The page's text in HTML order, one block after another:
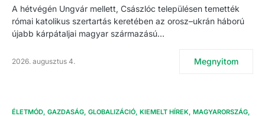
A hétvégén Ungvár mellett, Császlóc településen temették
római katolikus szertartás keretében az orosz–ukrán háború
újabb kárpátaljai magyar származású…
2026. augusztus 4. Megnyitom
ÉLETMÓD GAZDASÁG GLOBALIZÁCIÓ KIEMELT HÍREK MAGYARORSZÁG